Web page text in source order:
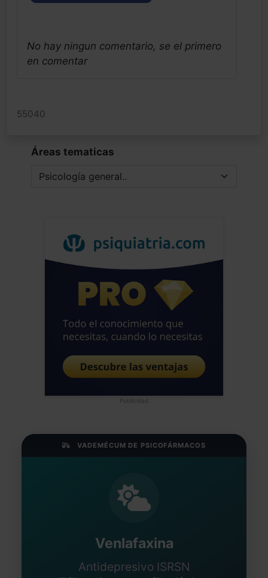
No hay ningun comentario, se el primero
en comentar
55040
Áreas tematicas
Publicidad
VADEMÉCUM DE PSICOFÁRMACOS
Venlafaxina
Antidepresivo ISRSN